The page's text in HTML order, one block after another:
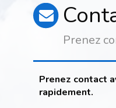
Prenez
Prenez contact
rapidement.